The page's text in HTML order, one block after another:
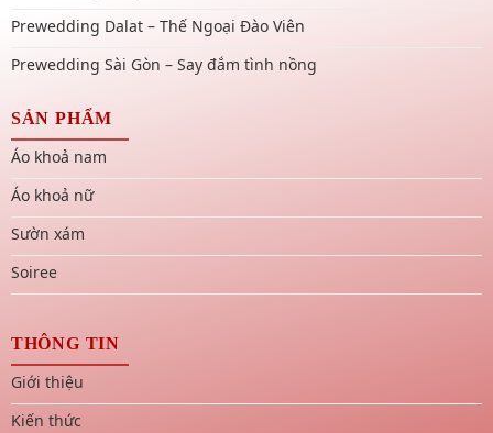
Prewedding Dalat – Thế Ngoại Đào Viên
Prewedding Sài Gòn – Say đắm tình nồng
SẢN PHẨM
Áo khoả nam
Áo khoả nữ
Sườn xám
Soiree
THÔNG TIN
Giới thiệu
Kiến thức